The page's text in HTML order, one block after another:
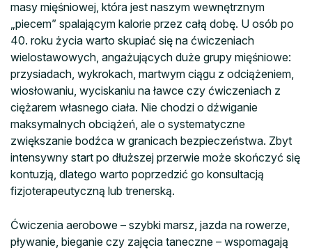
masy mięśniowej, która jest naszym wewnętrznym
„piecem” spalającym kalorie przez całą dobę. U osób po
40. roku życia warto skupiać się na ćwiczeniach
wielostawowych, angażujących duże grupy mięśniowe:
przysiadach, wykrokach, martwym ciągu z odciążeniem,
wiosłowaniu, wyciskaniu na ławce czy ćwiczeniach z
ciężarem własnego ciała. Nie chodzi o dźwiganie
maksymalnych obciążeń, ale o systematyczne
zwiększanie bodźca w granicach bezpieczeństwa. Zbyt
intensywny start po dłuższej przerwie może skończyć się
kontuzją, dlatego warto poprzedzić go konsultacją
fizjoterapeutyczną lub trenerską.
Ćwiczenia aerobowe – szybki marsz, jazda na rowerze,
pływanie, bieganie czy zajęcia taneczne – wspomagają